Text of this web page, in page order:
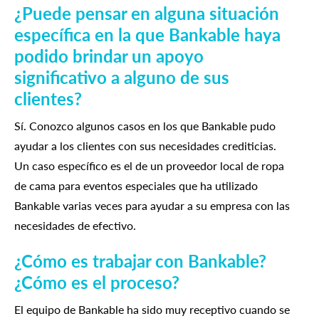
¿Puede pensar en alguna situación
específica en la que Bankable haya
podido brindar un apoyo
significativo a alguno de sus
clientes?
Sí. Conozco algunos casos en los que Bankable pudo
ayudar a los clientes con sus necesidades crediticias.
Un caso específico es el de un proveedor local de ropa
de cama para eventos especiales que ha utilizado
Bankable varias veces para ayudar a su empresa con las
necesidades de efectivo.
¿Cómo es trabajar con Bankable?
¿Cómo es el proceso?
El equipo de Bankable ha sido muy receptivo cuando se